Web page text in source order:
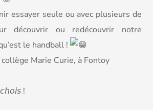
essayer seule ou avec plusieurs de
découvrir ou redécouvrir notre
le handball !
Marie Curie, à Fontoy
!